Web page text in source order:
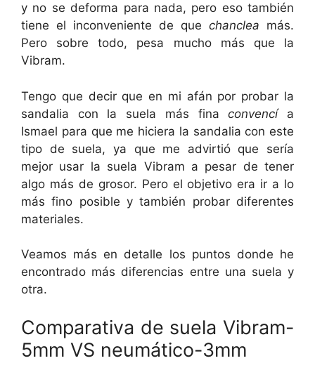
y no se deforma para nada, pero eso también
tiene el inconveniente de que chanclea más.
Pero sobre todo, pesa mucho más que la
Vibram.
Tengo que decir que en mi afán por probar la
sandalia con la suela más finaconvencía
Ismael para que me hiciera la sandalia con este
tipo de suela, ya que me advirtió que sería
mejor usar la suela Vibram a pesar de tener
algo más de grosor. Pero el objetivo era ir a lo
más fino posible y también probar diferentes
materiales.
Veamos más en detalle los puntos donde he
encontrado más diferencias entre una suela y
otra.
Comparativa de suela Vibram-
5mm VS neumático-3mm